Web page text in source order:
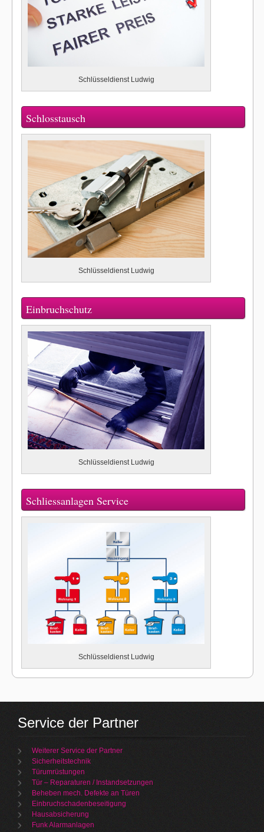
Schlüsseldienst Ludwig
Schlosstausch
Schlüsseldienst Ludwig
Einbruchschutz
Schlüsseldienst Ludwig
Schliessanlagen Service
Schlüsseldienst Ludwig
Service der Partner
Weiterer Service der Partner
Sicherheitstechnik
Türumrüstungen
Tür – Reparaturen / Instandsetzungen
Beheben mech. Defekte an Türen
Einbruchschadenbeseitigung
Hausabsicherung
Funk Alarmanlagen